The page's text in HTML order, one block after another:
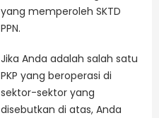
yang memperoleh SKTD
PPN.
Jika Anda adalah salah satu
PKP yang beroperasi di
sektor-sektor yang
disebutkan di atas, Anda